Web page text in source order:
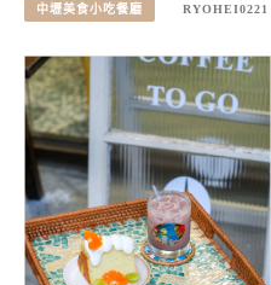
中壢美食小吃餐廳 RYOHEI0221